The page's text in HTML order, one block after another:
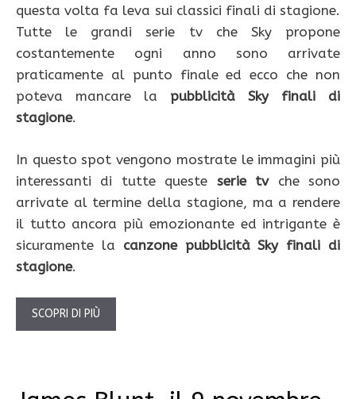
questa volta fa leva sui classici finali di stagione.
Tutte le grandi serie tv che Sky propone
costantemente ogni anno sono arrivate
praticamente al punto finale ed ecco che non
poteva mancare la pubblicità Sky finali di
stagione.
In questo spot vengono mostrate le immagini più
interessanti di tutte queste serie tv che sono
arrivate al termine della stagione, ma a rendere
il tutto ancora più emozionante ed intrigante è
sicuramente la canzone pubblicità Sky finali di
stagione.
SCOPRI DI PIÙ